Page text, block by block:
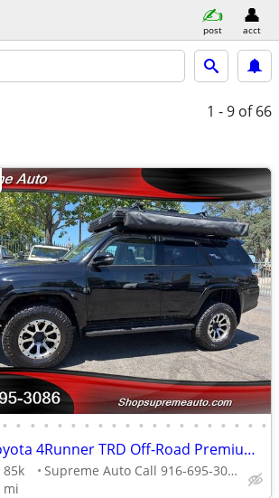
post acct
1 - 9 of 66
• • • • • • • • • • • • • • • • • • • •
2023 Toyota 4Runner TRD Off-Road Premium*4X4*Moon Roof*Rear Camera*
85k
mi
Supreme Auto Call 916-695-3086 fair oaks